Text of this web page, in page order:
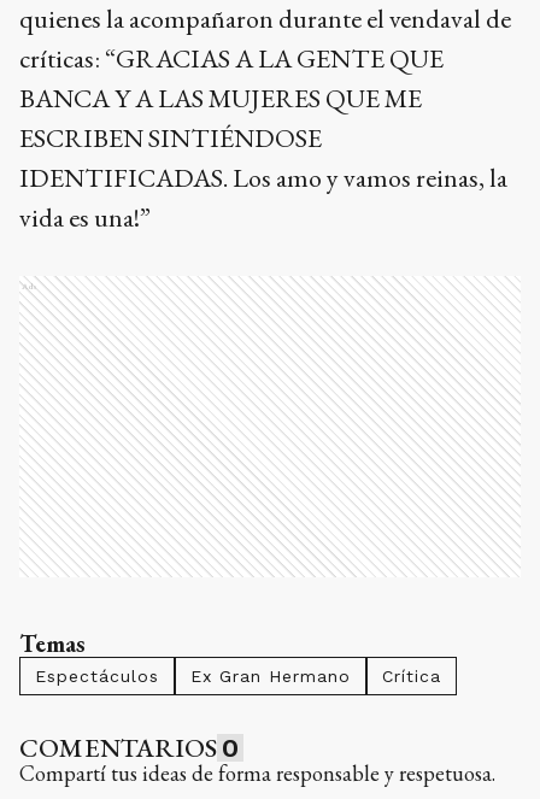
quienes la acompañaron durante el vendaval de
críticas: “GRACIAS A LA GENTE QUE
BANCA Y A LAS MUJERES QUE ME
ESCRIBEN SINTIÉNDOSE
IDENTIFICADAS. Los amo y vamos reinas, la
vida es una!”
Ads
Temas
Espectáculos Ex Gran Hermano Crítica
COMENTARIOS 0
Compartí tus ideas de forma responsable y respetuosa.